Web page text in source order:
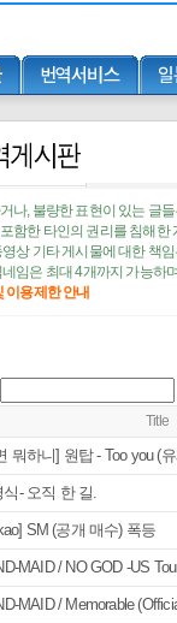
나, 불량한 표현이 있는 글
함한 타인의 권리를 침해한
상 기타 게시물에 대한 책
임은 최대 4개까지 가능하
이용제한 안내
Title
뭐하니] 원탑 - Too you (
식- 오직 한 길.
SM (공개 매수) 폭등
MAID / NO GOD -US
MAID / Memorable